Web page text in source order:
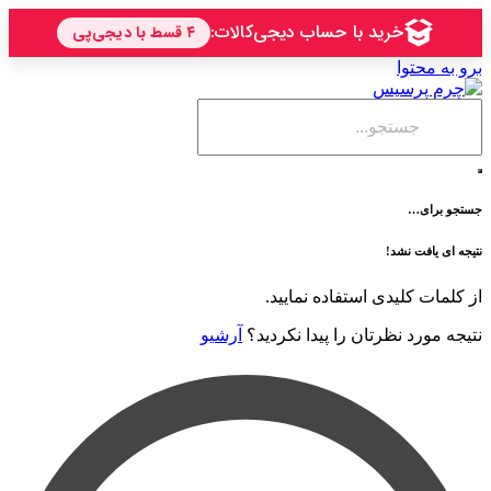
نشد!
کلیدی استفاده نمایید.
نظرتان را پیدا نکردید؟ آرشیو